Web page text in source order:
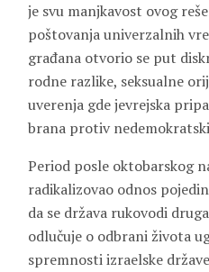
je svu manjkavost ovog
poštovanja univerzalnih
građana otvorio se put
rodne razlike, seksualne
uverenja gde jevrejska
brana protiv
Period posle oktobarskog
radikalizovao odnos
da se država rukovodi
odlučuje o odbrani života
spremnosti izraelske